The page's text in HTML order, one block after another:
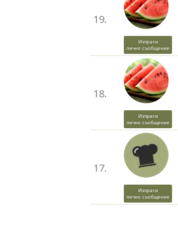
19.
Изпрати
лично съобщение
18.
Изпрати
лично съобщение
17.
Изпрати
лично съобщение